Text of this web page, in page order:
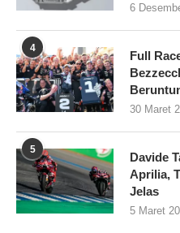
6
4
Full
30 Maret
5
Davide
Aprilia,
Jelas
5 Maret